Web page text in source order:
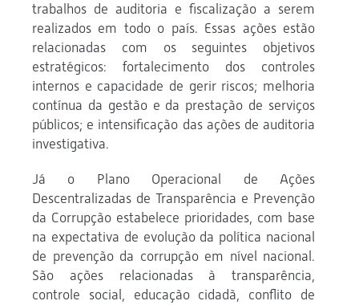
trabalhos de auditoria e fiscalização a serem
realizados em todo o país. Essas ações estão
relacionadas com os seguintes objetivos
estratégicos: fortalecimento dos controles
internos e capacidade de gerir riscos; melhoria
contínua da gestão e da prestação de serviços
públicos; e intensificação das ações de auditoria
investigativa.
Já o Plano Operacional de Ações
Descentralizadas de Transparência e Prevenção
da Corrupção estabelece prioridades, com base
na expectativa de evolução da política nacional
de prevenção da corrupção em nível nacional.
São ações relacionadas à transparência,
controle social, educação cidadã, conflito de